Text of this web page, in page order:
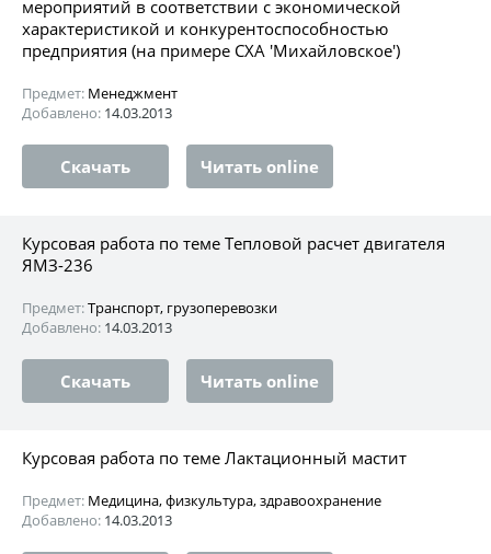
мероприятий в соответствии с экономической
характеристикой и конкурентоспособностью
предприятия (на примере СХА 'Михайловское')
Предмет: Менеджмент
Добавлено: 14.03.2013
Скачать Читать online
Курсовая работа по теме Тепловой расчет двигателя
ЯМЗ-236
Предмет:Транспорт, грузоперевозки
Добавлено: 14.03.2013
Скачать Читать online
Курсовая работа по теме Лактационный мастит
Предмет: Медицина, физкультура, здравоохранение
Добавлено: 14.03.2013